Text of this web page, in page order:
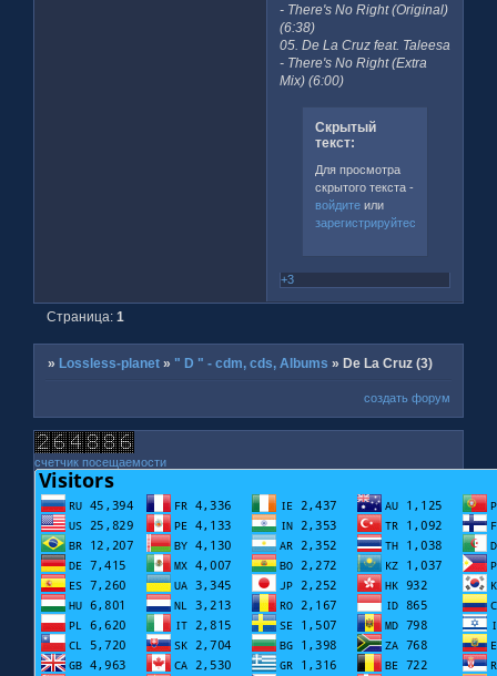
- There's No Right (Original)
(6:38)
05. De La Cruz feat. Taleesa
- There's No Right (Extra
Mix) (6:00)
Скрытый
текст:
Для просмотра
скрытого текста -
войдитеили
зарегистрируйтесь
+3
Страница:1
»Lossless-planet » " D " - cdm, cds, Albums »De La Cruz (3)
создать форум
счетчик посещаемости